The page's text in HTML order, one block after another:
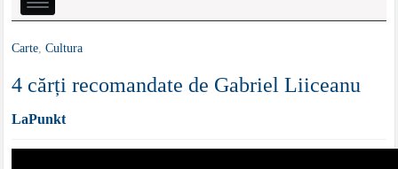
Carte ,Cultura
4 cărți recomandate de Gabriel Liiceanu
LaPunkt